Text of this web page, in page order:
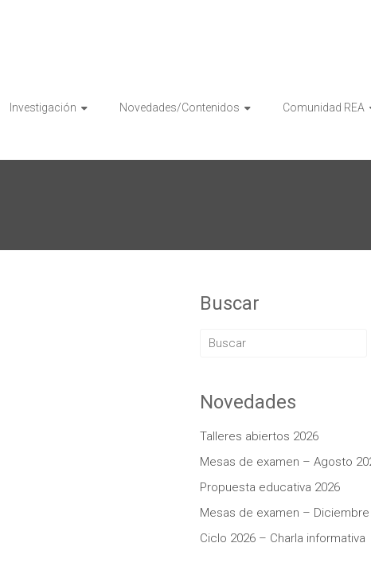
Investigación Novedades/Contenidos Comunidad REA
Buscar
Novedades
Talleres abiertos 2026
Mesas de examen – Agosto
Propuesta educativa 2026
Mesas de examen – Diciembre
Ciclo 2026 – Charla informativa